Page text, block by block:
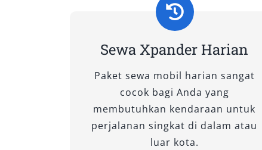
untuk perjalanan wisata jarak
maupun rombongan kecil.
5. New Xpander Ultimate
Varian tertinggi dengan fitur
besar, desain interior elegan, dan
Direkomendasikan untuk
Sewa Xpander Harian
Paket sewa mobil harian sangat
cocok bagi Anda yang
membutuhkan kendaraan untuk
perjalanan singkat di dalam atau
luar kota.